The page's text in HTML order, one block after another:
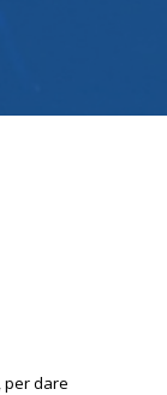
per dare